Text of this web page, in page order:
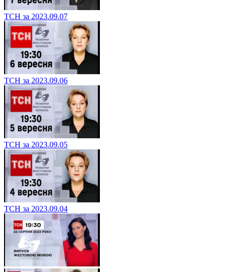
ТСН за 2023.09.07
ТСН за 2023.09.06
ТСН за 2023.09.05
ТСН за 2023.09.04